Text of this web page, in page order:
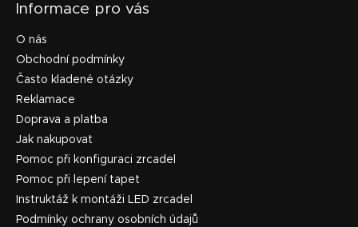
Informace pro vás
O nás
Obchodní podmínky
Často kladené otázky
Reklamace
Doprava a platba
Jak nakupovat
Pomoc při konfiguraci zrcadel
Pomoc při lepení tapet
Instruktáž k montáži LED zrcadel
Podmínky ochrany osobních údajů